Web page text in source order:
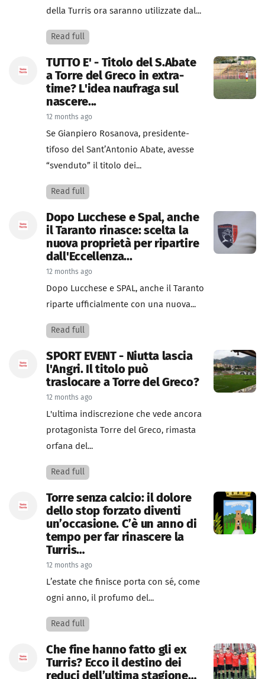
della Turris ora saranno utilizzate dal...
Read full
TUTTO E' - Titolo del S.Abate
a Torre del Greco in extra-
time? L'idea naufraga sul
nascere...
12 months ago
Se Gianpiero Rosanova, presidente-
tifoso del Sant’Antonio Abate, avesse
“svenduto” il titolo dei...
Read full
Dopo Lucchese e Spal, anche
il Taranto rinasce: scelta la
nuova proprietà per ripartire
dall'Eccellenza...
12 months ago
Dopo Lucchese e SPAL, anche il Taranto
riparte ufficialmente con una nuova...
Read full
SPORT EVENT - Niutta lascia
l'Angri. Il titolo può
traslocare a Torre del Greco?
12 months ago
L'ultima indiscrezione che vede ancora
protagonista Torre del Greco, rimasta
orfana del...
Read full
Torre senza calcio: il dolore
dello stop forzato diventi
un’occasione. C’è un anno di
tempo per far rinascere la
Turris…
12 months ago
L’estate che finisce porta con sé, come
ogni anno, il profumo del...
Read full
Che fine hanno fatto gli ex
Turris? Ecco il destino dei
reduci dell’ultima stagione…